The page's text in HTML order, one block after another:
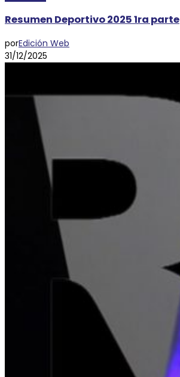
Resumen Deportivo 2025 1ra parte
porEdición Web
31/12/2025